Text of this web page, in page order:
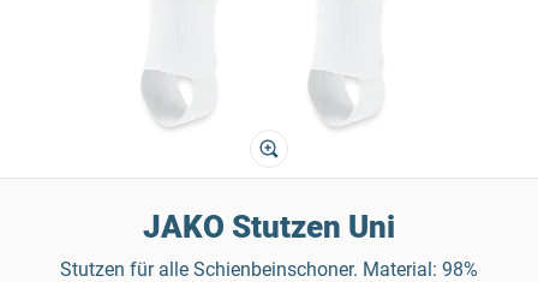
JAKO Stutzen Uni
Stutzen für alle Schienbeinschoner. Material: 98%